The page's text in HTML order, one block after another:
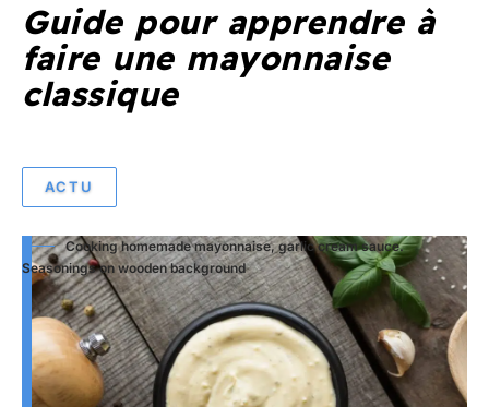
Guide pour apprendre à
faire une mayonnaise
classique
ACTU
Cooking homemade mayonnaise, garlic cream sauce.
Seasonings on wooden background